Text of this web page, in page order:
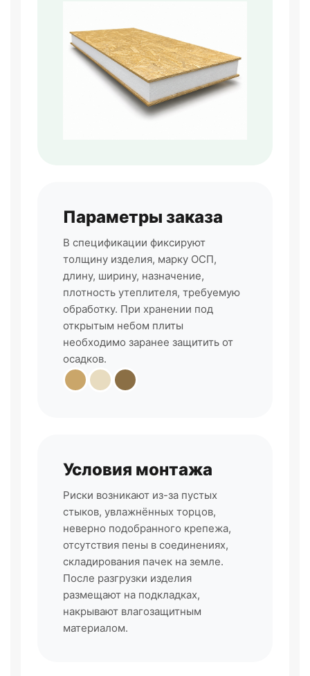
Параметры заказа
В спецификации фиксируют
толщину изделия, марку ОСП,
длину, ширину, назначение,
плотность утеплителя, требуемую
обработку. При хранении под
открытым небом плиты
необходимо заранее защитить от
осадков.
Условия монтажа
Риски возникают из-за пустых
стыков, увлажнённых торцов,
неверно подобранного крепежа,
отсутствия пены в соединениях,
складирования пачек на земле.
После разгрузки изделия
размещают на подкладках,
накрывают влагозащитным
материалом.